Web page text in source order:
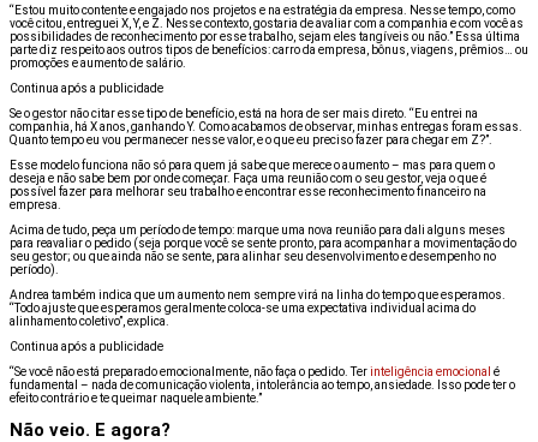
“Estou muito contente e engajado nos projetos e na estratégia da empresa. Nesse tempo, como
você citou, entreguei X, Y, e Z. Nesse contexto, gostaria de avaliar com a companhia e com você as
possibilidades de reconhecimento por esse trabalho, sejam eles tangíveis ou não.” Essa última
parte diz respeito aos outros tipos de benefícios: carro da empresa, bônus, viagens, prêmios… ou
promoções e aumento de salário.
Continua após a publicidade
Se o gestor não citar esse tipo de benefício, está na hora de ser mais direto. “Eu entrei na
companhia, há X anos, ganhando Y. Como acabamos de observar, minhas entregas foram essas.
Quanto tempo eu vou permanecer nesse valor, e o que eu preciso fazer para chegar em Z?”.
Esse modelo funciona não só para quem já sabe que merece o aumento – mas para quem o
deseja e não sabe bem por onde começar. Faça uma reunião com o seu gestor, veja o que é
possível fazer para melhorar seu trabalho e encontrar esse reconhecimento financeiro na
empresa.
Acima de tudo, peça um período de tempo: marque uma nova reunião para dali alguns meses
para reavaliar o pedido (seja porque você se sente pronto, para acompanhar a movimentação do
seu gestor; ou que ainda não se sente, para alinhar seu desenvolvimento e desempenho no
período).
Andrea também indica que um aumento nem sempre virá na linha do tempo que esperamos.
“Todo ajuste que esperamos geralmente coloca-se uma expectativa individual acima do
alinhamento coletivo”, explica.
Continua após a publicidade
“Se você não está preparado emocionalmente, não faça o pedido. Terinteligência emocional é
fundamental – nada de comunicação violenta, intolerância ao tempo, ansiedade. Isso pode ter o
efeito contrário e te queimar naquele ambiente.”
Não veio. E agora?